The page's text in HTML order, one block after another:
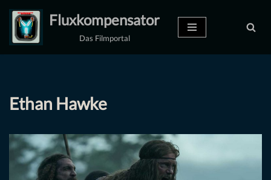
Zum
Inhalt
Fluxkompensator
Das Filmportal
Ethan Hawke